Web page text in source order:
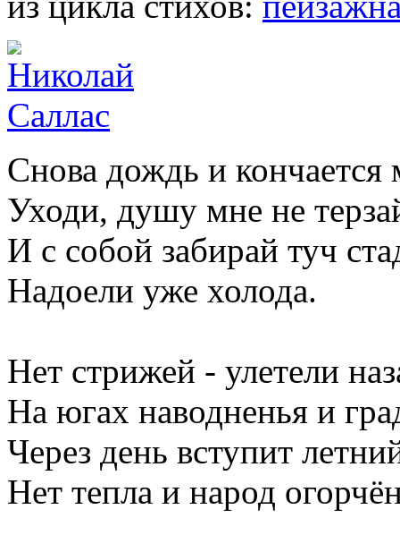
Снова дождь и кончается
Уходи, душу мне не
И с собой забирай туч
Надоели уже холода.
Нет стрижей - улетели
На югах наводненья и
Через день вступит
Нет тепла и народ